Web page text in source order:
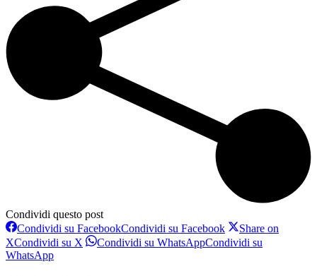
Condividi questo post
Condividi su FacebookCondividi su Facebook
Share on
XCondividi su X Condividi su WhatsAppCondividi su
WhatsApp